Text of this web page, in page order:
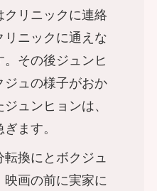
クリニックに連絡
リニックに通えな
。その後ジュンヒ
ジュの様子がおか
ュンヒョンは、
ます。
換にとボクジュ
映画の前に実家に